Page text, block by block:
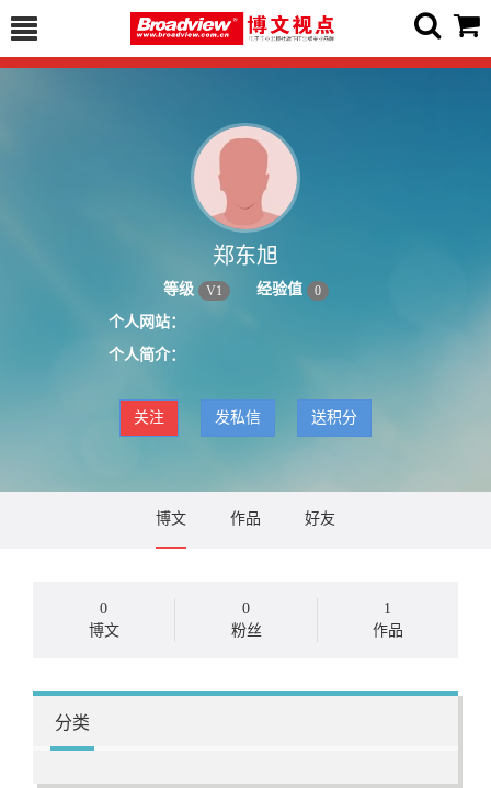
郑东旭
等级 V1 经验值 0
个人网站：
个人简介：
关注 发私信 送积分
博文 作品 好友
0
博文
0
粉丝
1
作品
分类